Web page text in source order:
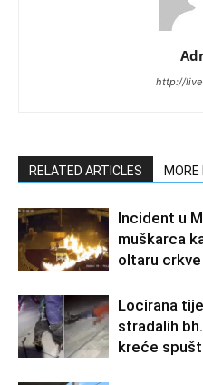
http://
RELATED ARTICLES
Incident u
muškarca
oltaru
Locirana
stradalih
kreće